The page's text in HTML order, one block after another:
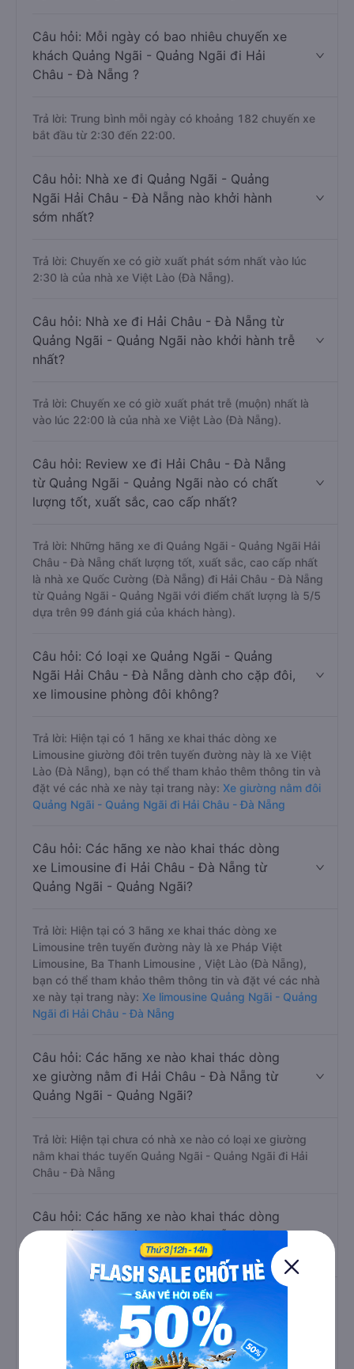
Câu hỏi: Mỗi ngày có bao nhiêu chuyến xe
khách Quảng Ngãi - Quảng Ngãi đi Hải
Châu - Đà Nẵng ?
Trả lời: Trung bình mỗi ngày có khoảng 182 chuyến xe
bắt đầu từ 2:30 đến 22:00.
Câu hỏi: Nhà xe đi Quảng Ngãi - Quảng
Ngãi Hải Châu - Đà Nẵng nào khởi hành
sớm nhất?
Trả lời: Chuyến xe có giờ xuất phát sớm nhất vào lúc
2:30 là của nhà xe Việt Lào (Đà Nẵng).
Câu hỏi: Nhà xe đi Hải Châu - Đà Nẵng từ
Quảng Ngãi - Quảng Ngãi nào khởi hành trễ
nhất?
Trả lời: Chuyến xe có giờ xuất phát trễ (muộn) nhất là
vào lúc 22:00 là của nhà xe Việt Lào (Đà Nẵng).
Câu hỏi: Review xe đi Hải Châu - Đà Nẵng
từ Quảng Ngãi - Quảng Ngãi nào có chất
lượng tốt, xuất sắc, cao cấp nhất?
Trả lời: Những hãng xe đi Quảng Ngãi - Quảng Ngãi Hải
Châu - Đà Nẵng chất lượng tốt, xuất sắc, cao cấp nhất
là nhà xe Quốc Cường (Đà Nẵng) đi Hải Châu - Đà Nẵng
từ Quảng Ngãi - Quảng Ngãi với điểm chất lượng là 5/5
dựa trên 99 đánh giá của khách hàng).
Câu hỏi: Có loại xe Quảng Ngãi - Quảng
Ngãi Hải Châu - Đà Nẵng dành cho cặp đôi,
xe limousine phòng đôi không?
Trả lời: Hiện tại có 1 hãng xe khai thác dòng xe
Limousine giường đôi trên tuyến đường này là xe Việt
Lào (Đà Nẵng), bạn có thể tham khảo thêm thông tin và
đặt vé các nhà xe này tại trang này: Xe giường nằm đôi
Quảng Ngãi - Quảng Ngãi đi Hải Châu - Đà Nẵng
Câu hỏi: Các hãng xe nào khai thác dòng
xe Limousine đi Hải Châu - Đà Nẵng từ
Quảng Ngãi - Quảng Ngãi?
Trả lời: Hiện tại có 3 hãng xe khai thác dòng xe
Limousine trên tuyến đường này là xe Pháp Việt
Limousine, Ba Thanh Limousine , Việt Lào (Đà Nẵng),
bạn có thể tham khảo thêm thông tin và đặt vé các nhà
xe này tại trang này: Xe limousine Quảng Ngãi - Quảng
Ngãi đi Hải Châu - Đà Nẵng
Câu hỏi: Các hãng xe nào khai thác dòng
xe giường nằm đi Hải Châu - Đà Nẵng từ
Quảng Ngãi - Quảng Ngãi?
Trả lời: Hiện tại chưa có nhà xe nào có loại xe giường
nằm khai thác tuyến Quảng Ngãi - Quảng Ngãi đi Hải
Châu - Đà Nẵng
Câu hỏi: Các hãng xe nào khai thác dòng
xe ghế ngồi đi Hải Châu - Đà Nẵng từ
Quảng Ngãi - Quảng Ngãi?
Trả lời: Hiện tại có 11 hãng xe khai thác dòng xe ghế
ngồi trên tuyến đường này là xe Pháp Việt Limousine,
Trâm Jet, Du Lịch Phong Nguyễn, Hà Thảo, Quốc
Cường (Đà Nẵng), Nam Thịnh Phát, Trường Phát, Hoàng
Phúc, Gia Phát Car, Đình Dũng Car, Ba Thanh Limousine